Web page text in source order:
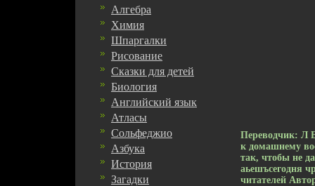
Алгебра
Химия
Шпаргалки
Рисование
Сказки для детей
Биология
Английский язык
Атласы
Сольфеджио
Азбука
История
Загадки
Переводчик: Л
к домашнему
так, чтобы не
аьешъсегодня
читателей